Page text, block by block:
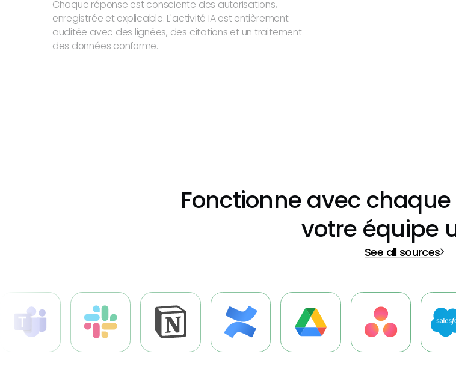
Chaque réponse est consciente des autorisations,
enregistrée et explicable. L'activité IA est entièrement
auditée avec des lignées, des citations et un traitement
des données conforme.
Fonctionne avec
votre équipe
See all sources